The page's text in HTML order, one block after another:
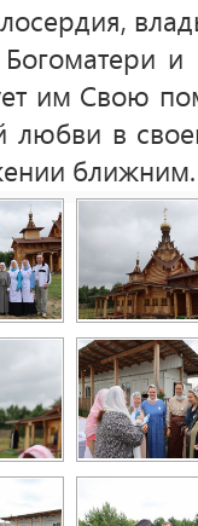
и
им Свою
любви в
ближним.